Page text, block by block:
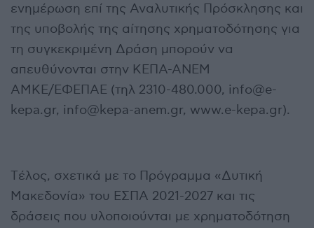
ενημέρωση επί της Αναλυτικής Πρόσκλησης και
της υποβολής της αίτησης χρηματοδότησης για
τη συγκεκριμένη Δράση μπορούν να
απευθύνονται στην ΚΕΠΑ-ΑΝΕΜ
ΑΜΚΕ/EΦΕΠΑΕ (τηλ 2310-480.000, info@e-
kepa.gr, info@kepa-anem.gr, www.e-kepa.gr).
Tέλος, σχετικά με το Πρόγραμμα «Δυτική
Μακεδονία» του ΕΣΠΑ 2021-2027 και τις
δράσεις που υλοποιούνται με χρηματοδότηση